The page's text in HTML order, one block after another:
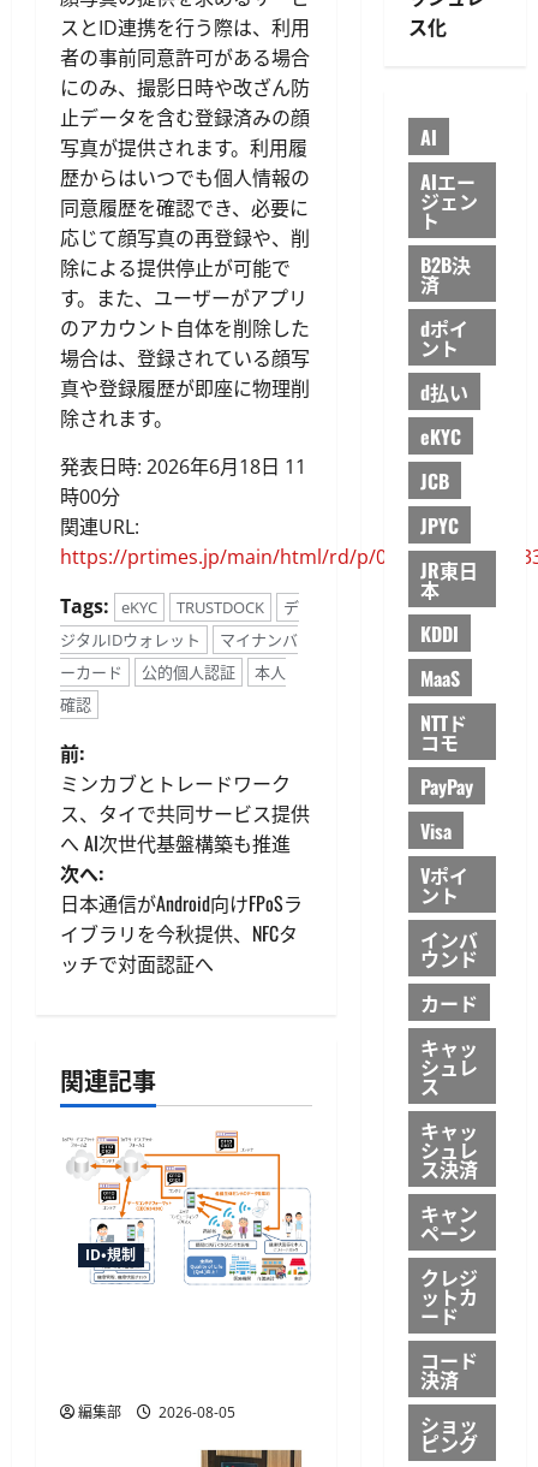
スとID連携を行う際は、利用
者の事前同意許可がある場合
にのみ、撮影日時や改ざん防
止データを含む登録済みの顔
写真が提供されます。利用履
歴からはいつでも個人情報の
同意履歴を確認でき、必要に
応じて顔写真の再登録や、削
除による提供停止が可能で
す。また、ユーザーがアプリ
のアカウント自体を削除した
場合は、登録されている顔写
真や登録履歴が即座に物理削
除されます。
発表日時: 2026年6月18日 11
時00分
関連URL:
https://prtimes.jp/main/html/rd/p/
Tags:
eKYC TRUSTDOCK
デ
ジタルIDウォレット
マイナンバ
ーカード
公的個人認証
本人
確認
投
稿
ナ
ビ
ゲ
シ
ョ
ン
前:
ミンカブとトレードワーク
ス、タイで共同サービス提供
へ AI次世代基盤構築も推進
次へ:
日本通信がAndroid向けFPoSラ
イブラリを今秋提供、NFCタ
ッチで対面認証へ
関連記事
ID・規制
編集部 2026-08-05
ス化
AI
AIエー
ジェン
ト
B2B決
済
dポイ
ント
d払い
eKYC
JCB
JPYC
JR東日
本
KDDI
MaaS
NTTド
コモ
PayPay
Visa
Vポイ
ント
インバ
ウンド
カード
キャッ
シュレ
ス
キャッ
シュレ
ス決済
キャン
ペーン
クレジ
ットカ
ード
コード
決済
ショッ
ピング